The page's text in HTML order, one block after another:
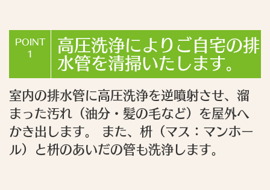
POINT
1
高圧洗浄によりご自宅の排
水管を清掃いたします。
室内の排水管に高圧洗浄を逆噴射させ、溜
まった汚れ（油分・髪の毛など）を屋外へ
かき出します。 また、枡（マス：マンホー
ル）と枡のあいだの管も洗浄します。